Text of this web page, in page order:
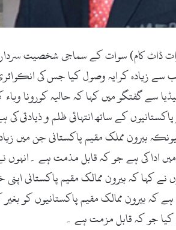
ڈاٹ کام) سوات کے سماجی شخصیت سردار
سے زیادہ کرایہ وصول کیا جس کی
سے گفتگو میں کہا کہ حالیہ کورونا
کے ساتھ انتہائی ظلم و
بیرون مملک مقیم پاکستانی جن میں
میں ادا کی ہے جو کہ قابل مذمت ہے
نے کہا کہ بیرون ممالک مقیم پاکستانی
ہے کہ بیرون ممالک مقیم پاکستانیوں کو
کیا جو کہ قابل مزمت ہے ۔